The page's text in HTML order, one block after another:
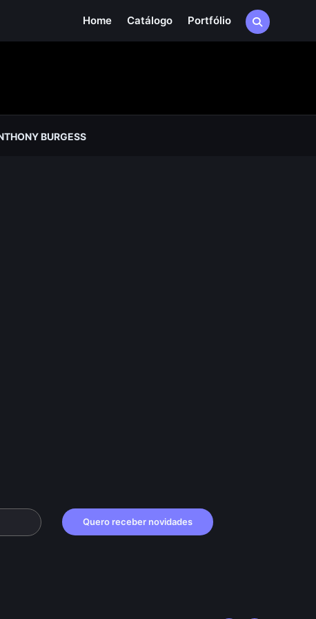
Home Catálogo Portfólio
BURGESS
Quero receber novidades